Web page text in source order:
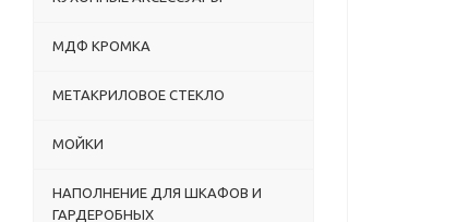
МДФ КРОМКА
МЕТАКРИЛОВОЕ СТЕКЛО
МОЙКИ
НАПОЛНЕНИЕ ДЛЯ ШКАФОВ И
ГАРДЕРОБНЫХ